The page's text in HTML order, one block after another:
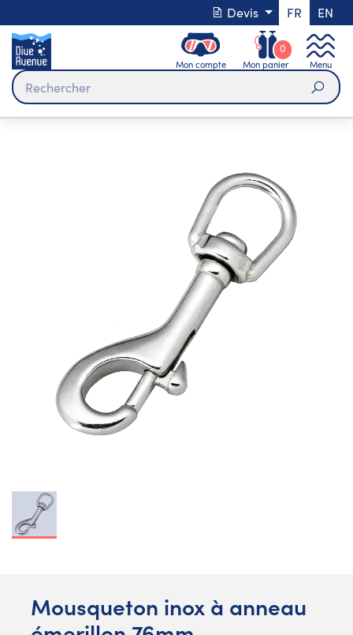
Devis FR EN
Mon compte Mon panier
0
Menu
Mousqueton inox à anneau